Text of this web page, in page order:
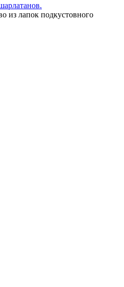
из лапок подкустовного